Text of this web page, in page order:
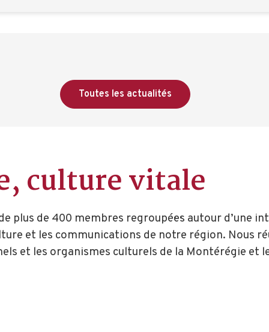
Toutes les actualités
culture vitale
plus de 400 membres regroupé·e·s autour d’une
et les communications de notre région. Nous
et les organismes culturels de la Montérégie et